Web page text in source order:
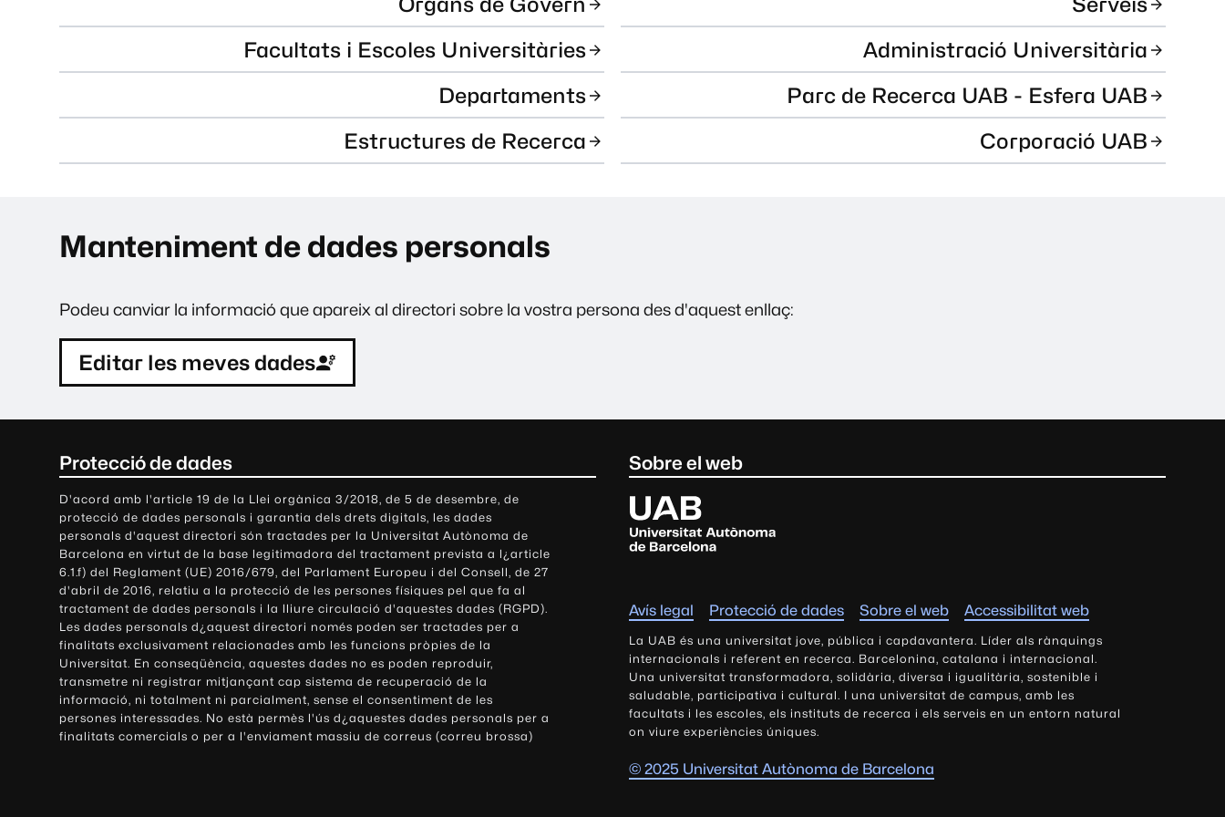
Facultats i Escoles Universitàries
Departaments
Estructures de Recerca
Administració Universitària
Parc de Recerca UAB - Esfera UAB
Corporació UAB
Manteniment de dades personals
Podeu canviar la informació que apareix al directori sobre la vostra persona des d'aquest enllaç:
Editar les meves dades
Protecció de dades
D'acord amb l'article 19 de la Llei orgànica 3/2018, de 5 de desembre, de
protecció de dades personals i garantia dels drets digitals, les dades
personals d'aquest directori són tractades per la Universitat Autònoma de
Barcelona en virtut de la base legitimadora del tractament prevista a l¿article
6.1.f) del Reglament (UE) 2016/679, del Parlament Europeu i del Consell, de 27
d'abril de 2016, relatiu a la protecció de les persones físiques pel que fa al
tractament de dades personals i la lliure circulació d'aquestes dades (RGPD).
Les dades personals d¿aquest directori només poden ser tractades per a
finalitats exclusivament relacionades amb les funcions pròpies de la
Universitat. En conseqüència, aquestes dades no es poden reproduir,
transmetre ni registrar mitjançant cap sistema de recuperació de la
informació, ni totalment ni parcialment, sense el consentiment de les
persones interessades. No està permès l'ús d¿aquestes dades personals per a
finalitats comercials o per a l'enviament massiu de correus (correu brossa)
Sobre el web
U
n
i
s
i
t
a
t
A
u
t
ò
Avís legal Protecció de dades Sobre el web Accessibilitat web
La UAB és una universitat jove, pública i capdavantera. Líder als rànquings
internacionals i referent en recerca. Barcelonina, catalana i internacional.
Una universitat transformadora, solidària, diversa i igualitària, sostenible i
saludable, participativa i cultural. I una universitat de campus, amb les
facultats i les escoles, els instituts de recerca i els serveis en un entorn natural
on viure experiències úniques.
© 2025 Universitat Autònoma de Barcelona